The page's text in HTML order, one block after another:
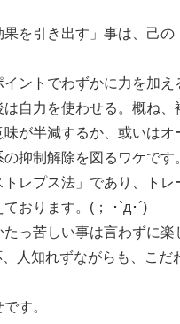
を引き出す」事は、己の
ントでわずかに力を加え
自力を使わせる。概ね、
が半減するか、或いはオ
抑制解除を図るワケです
レプス法」であり、トレ
おります。(； ･`д･´)
っ苦しい事は言わずに楽
人知れずながらも、こだ
す。